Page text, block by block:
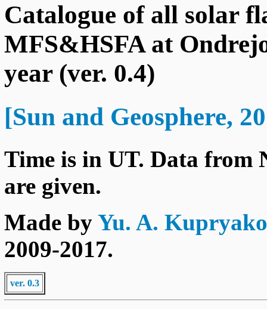
Catalogue of all solar
MFS&HSFA at
year (ver. 0.4)
[Sun and Geosphere,
Time is in UT. Data from
are given.
Made by Yu. A.
2009-2017.
ver. 0.3